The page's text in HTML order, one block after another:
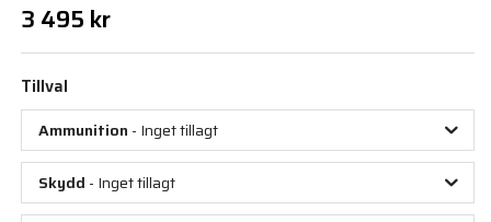
3 495 kr
Tillval
Ammunition - Inget tillagt
Skydd - Inget tillagt